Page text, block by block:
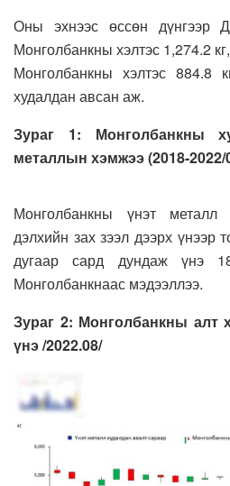
Оны эхнээс өссөн дүнгээр
Монголбанкны хэлтэс 1,274.2
Монголбанкны хэлтэс 884.8
худалдан авсан аж.
Зураг 1: Монголбанкны
металлын хэмжээ (2018-2022/
Монголбанкны үнэт
дэлхийн зах зээл дээрх үнээр
дугаар сард дундаж үнэ
Монголбанкнаас мэдээллээ.
Зураг 2: Монголбанкны алт
үнэ /2022.08/